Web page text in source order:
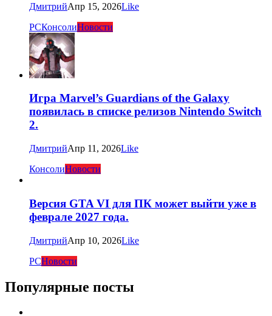
ДмитрийАпр 15, 2026Like
PCКонсолиНовости
Игра Marvel’s Guardians of the Galaxy
появилась в списке релизов Nintendo Switch
2.
ДмитрийАпр 11, 2026Like
КонсолиНовости
Версия GTA VI для ПК может выйти уже в
феврале 2027 года.
ДмитрийАпр 10, 2026Like
PCНовости
Популярные посты